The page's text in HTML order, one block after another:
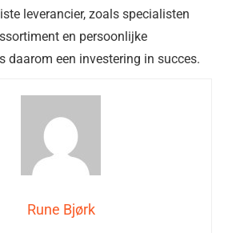
leverancier, zoals specialisten
en persoonlijke
daarom een investering in succes.
Rune Bjørk